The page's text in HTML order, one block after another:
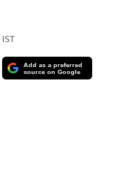
IST
Add as a preferred
source on Google